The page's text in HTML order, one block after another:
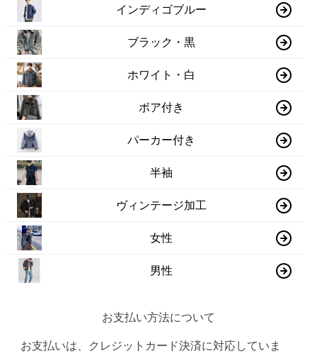
インディゴブルー
ブラック・黒
ホワイト・白
ボア付き
パーカー付き
半袖
ヴィンテージ加工
女性
男性
お支払い方法について
お支払いは、クレジットカード決済に対応していま